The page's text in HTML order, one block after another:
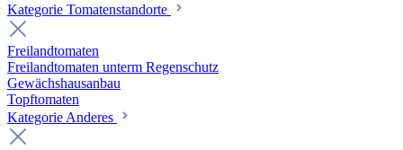
Kategorie Tomatenstandorte
Freilandtomaten
Freilandtomaten unterm Regenschutz
Gewächshausanbau
Topftomaten
Kategorie Anderes